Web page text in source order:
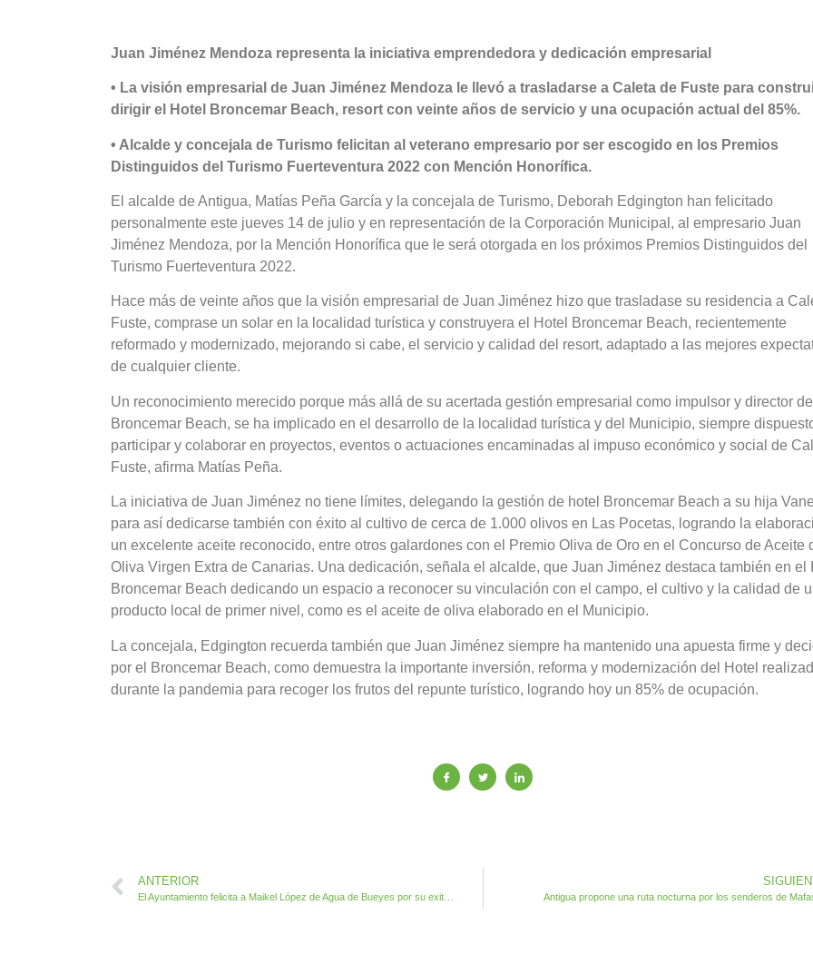
Juan Jiménez Mendoza representa la iniciativa emprendedora y dedicación empresarial
• La visión empresarial de Juan Jiménez Mendoza le llevó a trasladarse a Caleta de Fuste para
dirigir el Hotel Broncemar Beach, resort con veinte años de servicio y una ocupación actual del 85%.
• Alcalde y concejala de Turismo felicitan al veterano empresario por ser escogido en los Premios
Distinguidos del Turismo Fuerteventura 2022 con Mención Honorífica.
El alcalde de Antigua, Matías Peña García y la concejala de Turismo, Deborah Edgington han felicitado
personalmente este jueves 14 de julio y en representación de la Corporación Municipal, al empresario Juan
Jiménez Mendoza, por la Mención Honorífica que le será otorgada en los próximos Premios Distinguidos del
Turismo Fuerteventura 2022.
Hace más de veinte años que la visión empresarial de Juan Jiménez hizo que trasladase su residencia a
Fuste, comprase un solar en la localidad turística y construyera el Hotel Broncemar Beach, recientemente
reformado y modernizado, mejorando si cabe, el servicio y calidad del resort, adaptado a las mejores
de cualquier cliente.
Un reconocimiento merecido porque más allá de su acertada gestión empresarial como impulsor y director
Broncemar Beach, se ha implicado en el desarrollo de la localidad turística y del Municipio, siempre
participar y colaborar en proyectos, eventos o actuaciones encaminadas al impuso económico y social de
Fuste, afirma Matías Peña.
La iniciativa de Juan Jiménez no tiene límites, delegando la gestión de hotel Broncemar Beach a su hija
para así dedicarse también con éxito al cultivo de cerca de 1.000 olivos en Las Pocetas, logrando la
un excelente aceite reconocido, entre otros galardones con el Premio Oliva de Oro en el Concurso de Aceite
Oliva Virgen Extra de Canarias. Una dedicación, señala el alcalde, que Juan Jiménez destaca también en el
Broncemar Beach dedicando un espacio a reconocer su vinculación con el campo, el cultivo y la calidad de
producto local de primer nivel, como es el aceite de oliva elaborado en el Municipio.
La concejala, Edgington recuerda también que Juan Jiménez siempre ha mantenido una apuesta firme y
por el Broncemar Beach, como demuestra la importante inversión, reforma y modernización del Hotel
durante la pandemia para recoger los frutos del repunte turístico, logrando hoy un 85% de ocupación.
ANTERIOR
Antigua propone una ruta nocturna por los senderos de